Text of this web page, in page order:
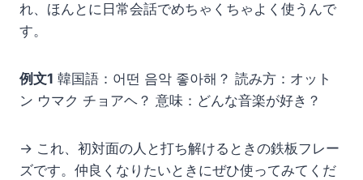
れ、ほんとに日常会話でめちゃくちゃよく使うんで
す。
例文1 韓国語：어떤 음악 좋아해？ 読み方：オット
ン ウマク チョアヘ？ 意味：どんな音楽が好き？
→ これ、初対面の人と打ち解けるときの鉄板フレー
ズです。仲良くなりたいときにぜひ使ってみてくだ